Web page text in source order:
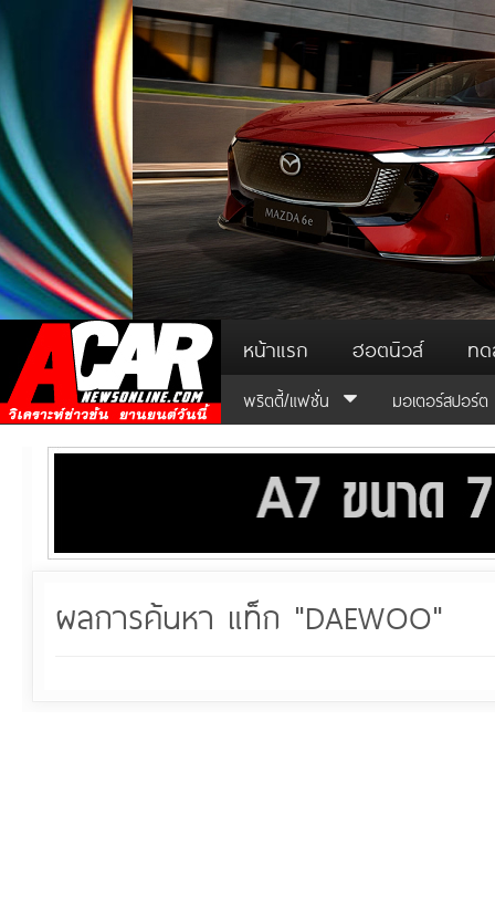
หน้าแรก ฮอตนิวส์ ท
พริตตี้/แฟชั่น มอเตอร์สปอร์ต
ผลการค้นหา แท็ก "DAEWOO"